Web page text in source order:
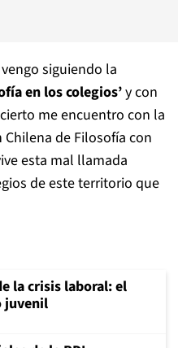
siguiendo la
en los colegios’y con
me encuentro con la
de Filosofía con
esta mal llamada
de este territorio que
la crisis laboral: el
juvenil